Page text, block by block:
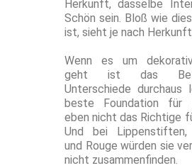
Herkunft, dasselbe
Schön sein. Bloß wie
ist, sieht je nach
Wenn es um
geht ist das
Unterschiede
beste Foundation für
eben nicht das Richtige
Und bei Lippenstiften,
und Rouge würden sie
nicht zusammenfinden.